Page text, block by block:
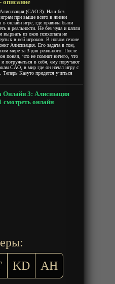
описание
(САО 3). Наш без
при выше всего в жизни
в онлайн игре, где правила были
в реальности. Не без чуда и капли
вырвать из оков психопата не
в ней игроков. В новом сезоне
Алисизация. Его задача в том,
мире за 3 дня реального. После
понял, что не помнит ничего, что
погружаться в себя, ему поручают
САО, в мир где он начал игру с
Казуто придется учиться
3: Алисизация
онлайн
KD AH